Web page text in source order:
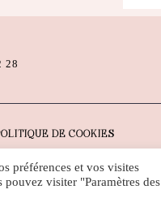
28
DE COOKIES
Tous droits réservés.
préférences et vos visites
visiter "Paramètres des